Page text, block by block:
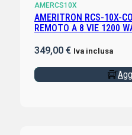
AMERCS10X
AMERITRON RCS-10X-COMMUTATORE D’ANTENNA DA
REMOTO A 8 VIE 1200
349,00 € Iva inclusa